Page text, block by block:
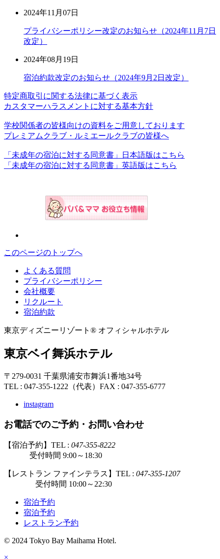
2024年11月07日
プライバシーポリシー改定のお知らせ（2024年11月7日
改定）
2024年08月19日
宿泊約款改定のお知らせ（2024年9月2日改定）
特定商取引に関する法律に基づく表示
カスタマーハラスメントに対する基本方針
学校関係者の皆様向けの資料をご用意しております
プレミアムクラブ・ルミエールクラブの皆様へ
「未成年の宿泊に対する同意書」日本語版はこちら
「未成年の宿泊に対する同意書」英語版はこちら
このページのトップへ
よくある質問
プライバシーポリシー
会社概要
リクルート
宿泊約款
東京ディズニーリゾート® オフィシャルホテル
東京ベイ舞浜ホテル
〒279-0031 千葉県浦安市舞浜1番地34号
TEL : 047-355-1222（代表） FAX : 047-355-6777
instagram
お電話でのご予約・お問い合わせ
【宿泊予約】TEL : 047-355-8222
受付時間 9:00～18:30
【レストラン ファインテラス】TEL : 047-355-1207
受付時間 10:00～22:30
宿泊予約
宿泊予約
レストラン予約
© 2024 Tokyo Bay Maihama Hotel.
×